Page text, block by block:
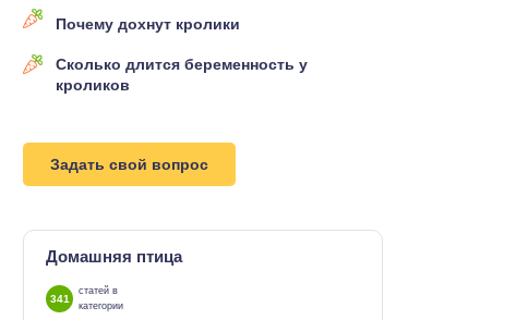
Почему дохнут кролики
Сколько длится беременность у
кроликов
Задать свой вопрос
Домашняя птица
341
статей в
категории